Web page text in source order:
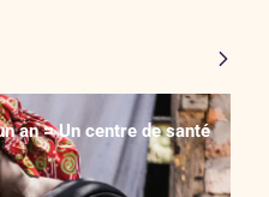
an = Un centre de santé